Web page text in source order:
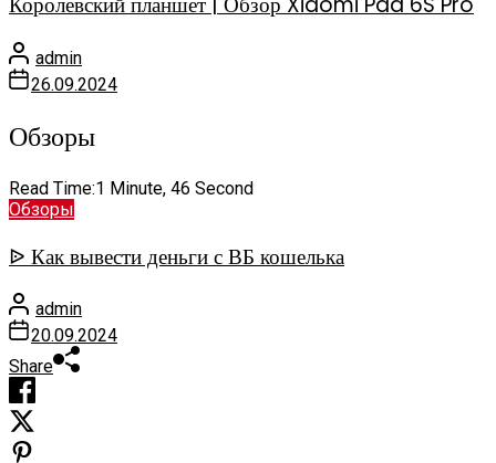
admin
26.09.2024
Обзоры
Read Time:1 Minute, 46 Second
Обзоры
ᐉ Как вывести деньги с ВБ кошелька
admin
20.09.2024
Share